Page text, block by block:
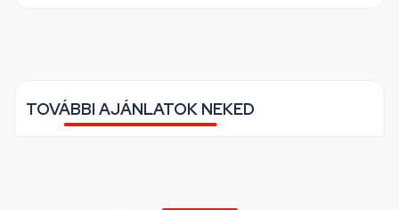
TOVÁBBI AJÁNLATOK NEKED